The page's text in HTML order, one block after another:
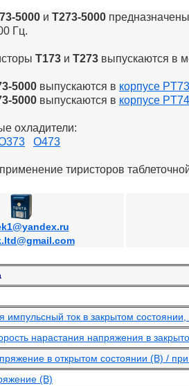
5000 и Т273-5000
Гц.
Т173 и Т273 выпускаются в
выпускаются в корпусе PT73
выпускаются в корпусе PT74
охладители:
О473
тиристоров
импульсный ток в закрытом
нарастания напряжения в
в открытом состоянии (В) /
(В)